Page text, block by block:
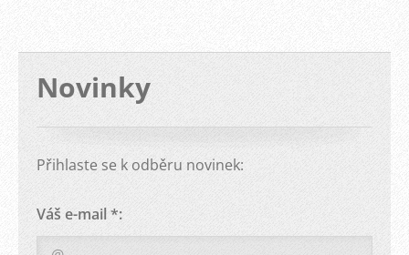
Novinky
Přihlaste se k odběru novinek:
Váš e-mail *: